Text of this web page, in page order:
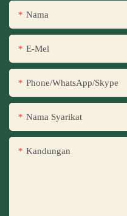
Nama
E-Mel
Phone/WhatsApp/Skype
Nama Syarikat
Kandungan